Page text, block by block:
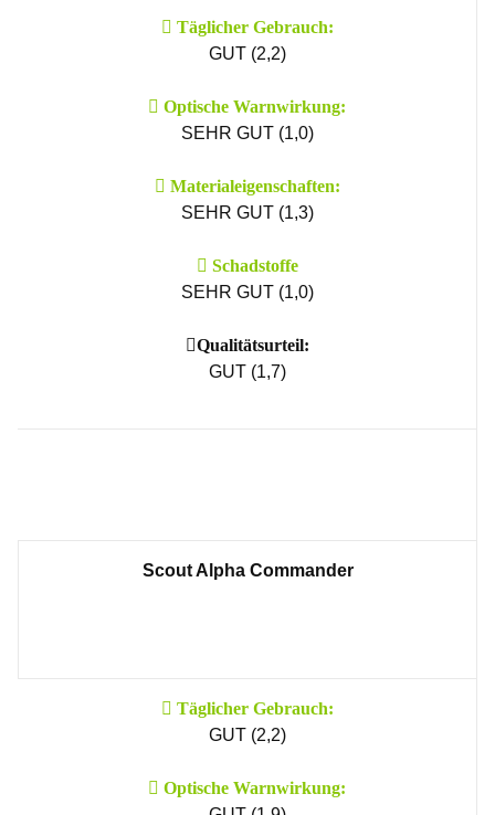
Täglicher Gebrauch:
GUT (2,2)
Optische Warn­wirkung:
SEHR GUT (1,0)
Material­eigenschaften:
SEHR GUT (1,3)
Schad­stoffe
SEHR GUT (1,0)
Qualitätsurteil:
GUT (1,7)
Scout Alpha Commander
Täglicher Gebrauch:
GUT (2,2)
Optische Warn­wirkung: